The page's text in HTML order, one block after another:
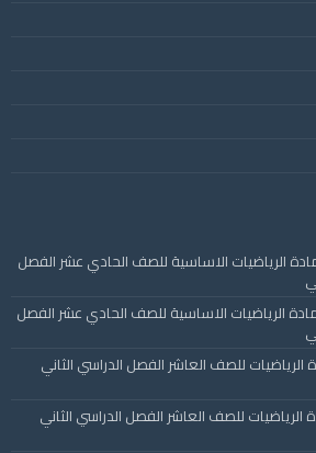
الرياضيات الاساسية للصف الحادي عشر الفصل
الرياضيات الاساسية للصف الحادي عشر الفصل
للصف العاشر الفصل الدراسي الثاني
الرياضيات للصف العاشر الفصل الدراسي الثاني